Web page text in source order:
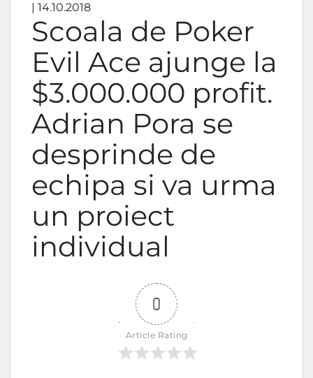
| 14.10.2018
Scoala de Poker
Evil Ace ajunge la
$3.000.000 profit.
Adrian Pora se
desprinde de
echipa si va urma
un proiect
individual
0
Article Rating